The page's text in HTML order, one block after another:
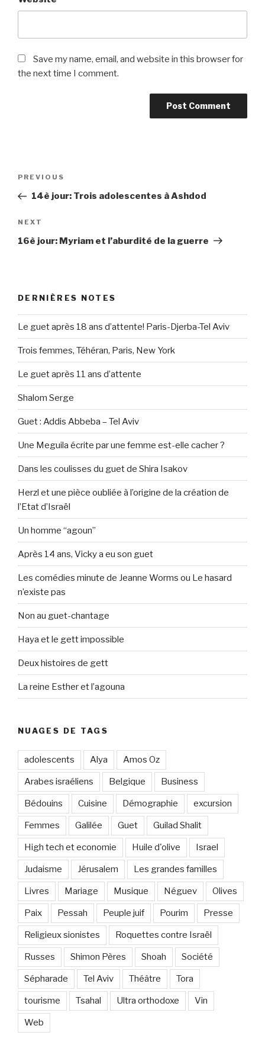
Save my name, email, and website in this browser for
the next time I comment.
Previous
Post
PREVIOUS
14è jour: Trois adolescentes à Ashdod
Next
Post
NEXT
16è jour: Myriam et l’aburdité de la guerre
DERNIÈRES NOTES
Le guet après 18 ans d’attente! Paris-Djerba-Tel Aviv
Trois femmes, Téhéran, Paris, New York
Le guet après 11 ans d’attente
Shalom Serge
Guet : Addis Abbeba – Tel Aviv
Une Meguila écrite par une femme est-elle cacher ?
Dans les coulisses du guet de Shira Isakov
Herzl et une pièce oubliée à l’origine de la création de
l’Etat d’Israël
Un homme “agoun”
Après 14 ans, Vicky a eu son guet
Les comédies minute de Jeanne Worms ou Le hasard
n’existe pas
Non au guet-chantage
Haya et le gett impossible
Deux histoires de gett
La reine Esther et l’agouna
NUAGES DE TAGS
adolescents Alya Amos Oz
Arabes israéliens Belgique Business
Bédouins Cuisine Démographie excursion
Femmes Galilée Guet Guilad Shalit
High tech et economie Huile d'olive Israel
Judaisme Jérusalem Les grandes familles
Livres Mariage Musique Néguev Olives
Paix Pessah Peuple juif Pourim Presse
Religieux sionistes Roquettes contre Israël
Russes Shimon Pères Shoah Société
Sépharade Tel Aviv Théâtre Tora
tourisme Tsahal Ultra orthodoxe Vin
Web